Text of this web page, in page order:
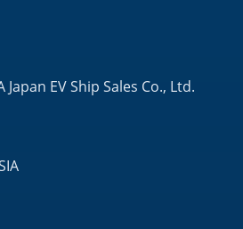
EV Ship Sales Co., Ltd.